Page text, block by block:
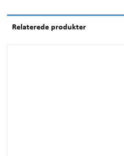
Relaterede produkter